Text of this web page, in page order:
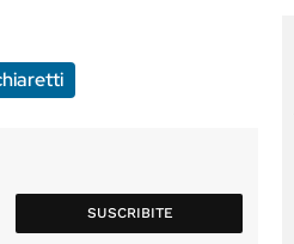
SUSCRIBITE